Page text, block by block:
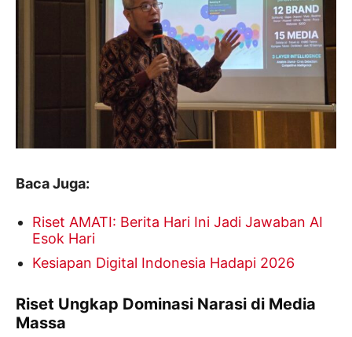
Baca Juga:
Riset AMATI: Berita Hari Ini Jadi Jawaban AI
Esok Hari
Kesiapan Digital Indonesia Hadapi 2026
Riset Ungkap Dominasi Narasi di Media
Massa